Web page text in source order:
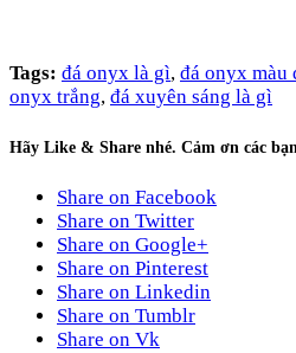
Tags: đá onyx là gì, đá onyx màu
onyx trắng, đá xuyên sáng là gì
Hãy Like & Share nhé. Cảm ơn các
Share on Facebook
Share on Twitter
Share on Google+
Share on Pinterest
Share on Linkedin
Share on Tumblr
Share on Vk